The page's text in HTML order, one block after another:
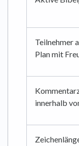
Teilnehmer
Plan mit
innerhalb